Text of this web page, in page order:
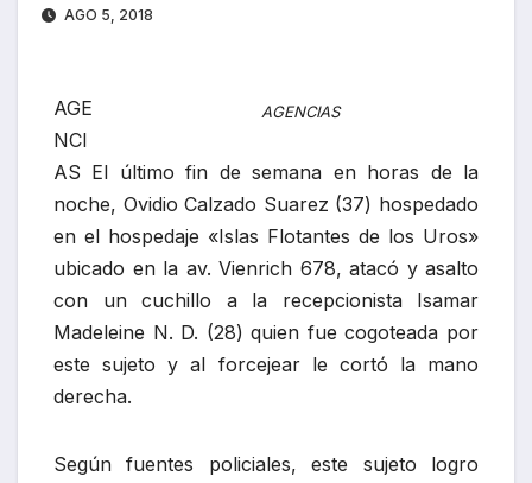
AGO 5, 2018
AGENCIAS
AGE
NCI
AS El último fin de semana en horas de la
noche, Ovidio Calzado Suarez (37) hospedado
en el hospedaje «Islas Flotantes de los Uros»
ubicado en la av. Vienrich 678, atacó y asalto
con un cuchillo a la recepcionista Isamar
Madeleine N. D. (28) quien fue cogoteada por
este sujeto y al forcejear le cortó la mano
derecha.
Según fuentes policiales, este sujeto logro